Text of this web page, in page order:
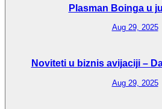
Plasman Boinga u
Aug 29, 2025
Noviteti u biznis avijaciji –
Aug 29, 2025